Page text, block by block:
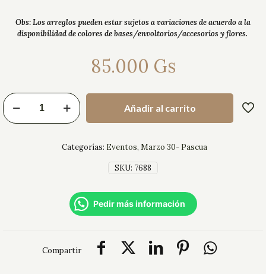
Obs: Los arreglos pueden estar sujetos a variaciones de acuerdo a la
disponibilidad de colores de bases/envoltorios/accesorios y flores.
85.000 Gs
Añadir al carrito
SKU: 7688
Categorías: Eventos, Marzo 30- Pascua
Pedir más información
Compartir